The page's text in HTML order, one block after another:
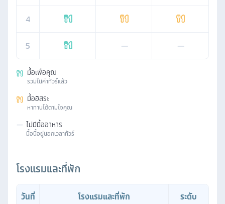
4
5 — —
มื้อเพื่อคุณ
รวมในค่าทัวร์แล้ว
มื้ออิสระ
หาทานได้ตามใจคุณ
— ไม่มีมื้ออาหาร
มื้อนี้อยู่นอกเวลาทัวร์
โรงแรมและที่พัก
วันที่ โรงแรมและที่พัก
ระดับ